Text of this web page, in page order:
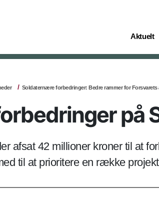
Aktuelt
(current)
Soldaternære forbedringer: Bedre rammer for Forsvarets
på
afsat 42 millioner kroner til at
til at prioritere en række